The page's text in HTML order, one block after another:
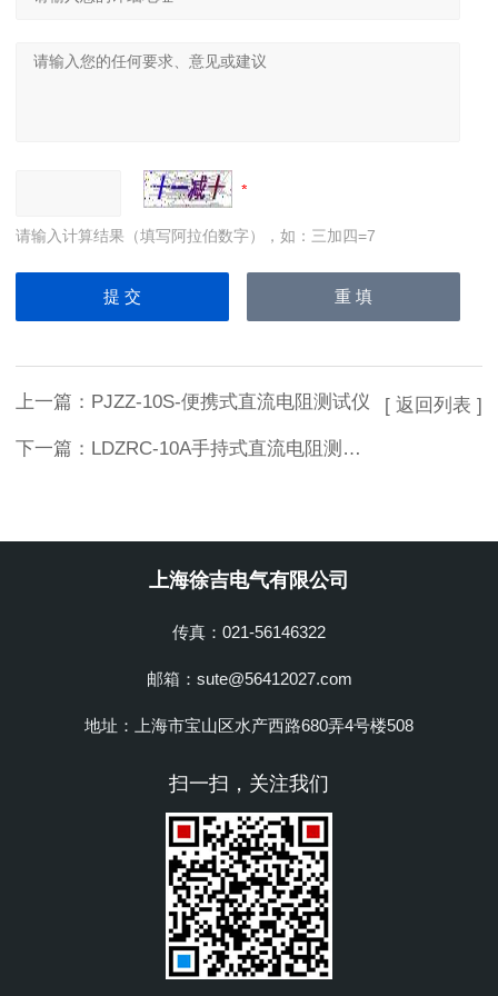
请输入计算结果（填写阿拉伯数字），如：三加四=7
上一篇： PJZZ-10S-便携式直流电阻测试仪
下一篇： LDZRC-10A手持式直流电阻测试仪
[ 返回列表 ]
上海徐吉电气有限公司
传真：021-56146322
邮箱：sute@56412027.com
地址：上海市宝山区水产西路680弄4号楼508
扫一扫，关注我们